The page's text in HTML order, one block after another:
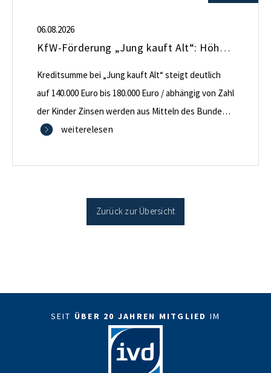
06.08.2026
KfW-Förderung „Jung kauft Alt“: Höhere Kredite ab August 2026
Kreditsumme bei „Jung kauft Alt“ steigt deutlich
auf 140.000 Euro bis 180.000 Euro / abhängig von Zahl
der Kinder Zinsen werden aus Mitteln des Bundes
verbilligt: Heutiger Zins bei 0,53 Prozent effektiv bei
Antragstellende verpflichten sich zu energetischer
Sanierung in Einzelmaßnahmen […]
weiterelesen
Zurück zur Übersicht
SEIT ÜBER 20 JAHREN MITGLIED IM